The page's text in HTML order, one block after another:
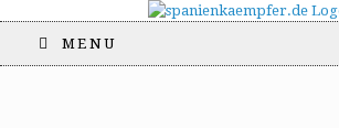
MENU